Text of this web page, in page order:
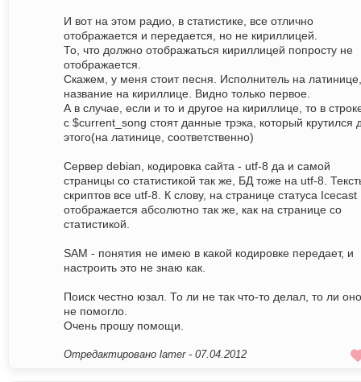
И вот на этом радио, в статистике, все отлично
отображается и передается, но не кириллицей.
То, что должно отображаться кириллицей попросту не
отображается.
Скажем, у меня стоит песня. Исполнитель на латинице,
название на кириллице. Видно только первое.
А в случае, если и то и другое на кириллице, то в
с $current_song стоят данные трэка, который крутился
этого(на латинице, соответственно)
Сервер debian, кодировка сайта - utf-8 да и самой
страницы со статистикой так же, БД тоже на utf-8.
скриптов все utf-8. К слову, на странице статуса Icecast
отображается абсолютно так же, как на странице со
статистикой.
SAM - понятия не имею в какой кодировке передает, и
настроить это не знаю как.
Поиск честно юзал. То ли не так что-то делал, то ли оно
не помогло.
Очень прошу помощи.
Отредактировано lamer - 07.04.2012